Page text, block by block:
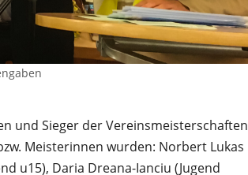
und Sieger der Vereinsmeisterschaften
Meisterinnen wurden: Norbert Lukas
u15), Daria Dreana-Ianciu (Jugend